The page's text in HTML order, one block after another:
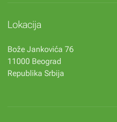
Lokacija
Bože Jankovića 76
11000 Beograd
Republika Srbija